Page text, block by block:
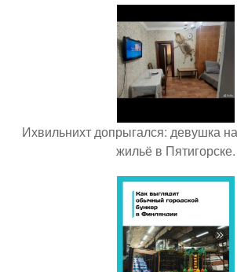
Ихвильнихт допрыгался: девушка
жильё в Пятигорске.